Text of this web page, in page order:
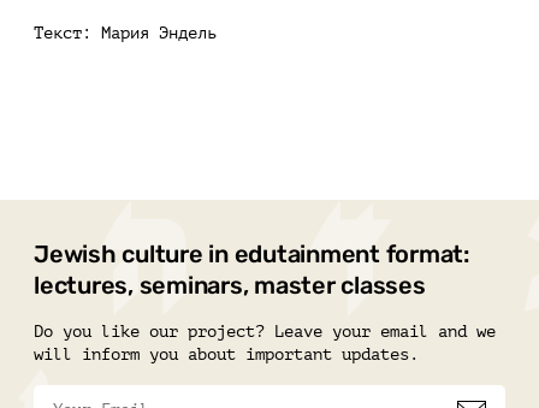
Текст: Мария Эндель
Jewish culture in edutainment format:
lectures, seminars, master classes
Do you like our project? Leave your email and we
will inform you about important updates.